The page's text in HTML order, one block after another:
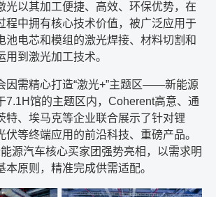
光以其加工便捷、高效、环保优势，在
程中拥有核心技术价值，被广泛应用于
池电芯和模组的激光焊接、材料切割和
到激光加工技术。
因需精心打造“激光+”主题区——新能源
7.1H馆的主题区内， Coherent高意、通
特、埃马克等企业联合展示了针对锂
伏等终端应用的前沿科技、重磅产品。
源汽车核心买家团强势亮相，以需求明
本原则，精准完成供需适配。